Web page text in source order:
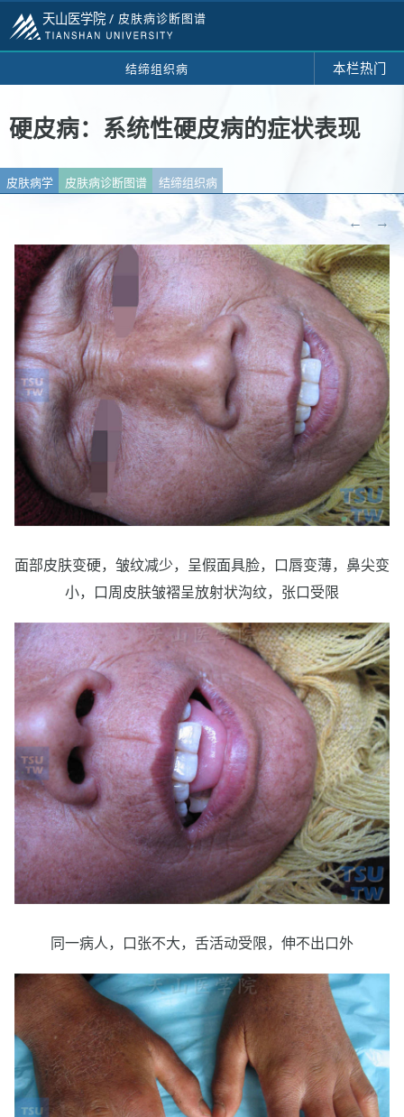
天山医学院 / 皮肤病诊断图谱
结缔组织病 本栏热门
硬皮病：系统性硬皮病的症状表现
皮肤病学 皮肤病诊断图谱 结缔组织病
← →
面部皮肤变硬，皱纹减少，呈假面具脸，口唇变薄，鼻尖变
小，口周皮肤皱褶呈放射状沟纹，张口受限
同一病人，口张不大，舌活动受限，伸不出口外